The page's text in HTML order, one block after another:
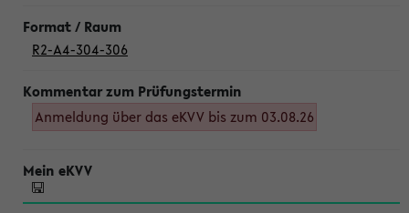
R2-A4-304-306
Anmeldung über das eKVV bis zum 03.08.26